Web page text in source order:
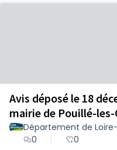
Avis déposé le 18
mairie de Pouillé-
Département de
0
0